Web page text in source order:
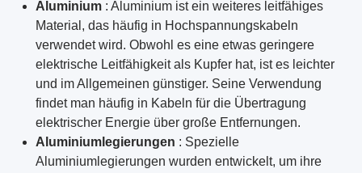
Aluminium : Aluminium ist ein weiteres leitfähiges
Material, das häufig in Hochspannungskabeln
verwendet wird. Obwohl es eine etwas geringere
elektrische Leitfähigkeit als Kupfer hat, ist es leichter
und im Allgemeinen günstiger. Seine Verwendung
findet man häufig in Kabeln für die Übertragung
elektrischer Energie über große Entfernungen.
Aluminiumlegierungen : Spezielle
Aluminiumlegierungen wurden entwickelt, um ihre